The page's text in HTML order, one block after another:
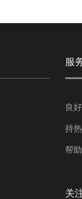
服
良
持
帮
关